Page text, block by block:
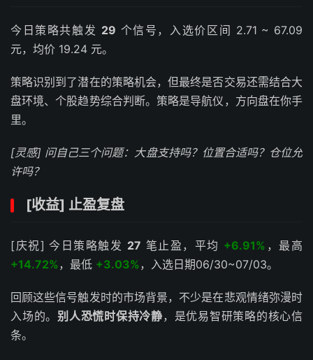
今日策略共触发 29 个信号，入选价区间 2.71 ~ 67.09
元，均价 19.24 元。
策略识别到了潜在的策略机会，但最终是否交易还需结合大
盘环境、个股趋势综合判断。策略是导航仪，方向盘在你手
里。
[灵感] 问自己三个问题：大盘支持吗？位置合适吗？仓位允
许吗？
[收益] 止盈复盘
[庆祝] 今日策略触发 27 笔止盈，平均 +6.91% ，最高
+14.72%，最低 +3.03%，入选日期06/30~07/03。
回顾这些信号触发时的市场背景，不少是在悲观情绪弥漫时
入场的。 别人恐慌时保持冷静，是优易智研策略的核心信
条。